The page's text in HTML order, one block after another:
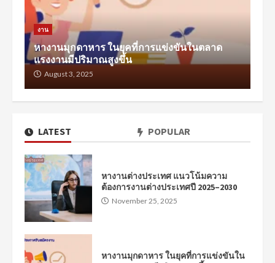
LATEST POPULAR
หางานต่างประเทศ แนวโน้มความ
ต้องการงานต่างประเทศปี 2025–2030
November 25, 2025
หางานมุกดาหาร ในยุคที่การแข่งขันใน
งาน
หางานมุกดาหาร ในยุคที่การแข่งขันในตลาด
แรงงานมีปริมาณสูงขึ้น
August 3, 2025